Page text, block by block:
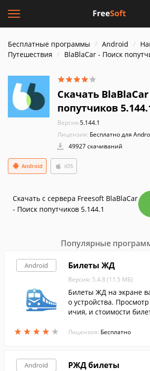
Бесплатные программы Android
Путешествия
BlaBlaCar - Поиск
Скачать
попутчиков
Версия:5.144.1
Лицензия: Бесплатно для
49927 скачиваний
Android iOS
Скачать с сервера Freesoft BlaBlaCar
- Поиск попутчиков 5.144.1
Популярные
Android
★ ★ ★ ★ ★
★ ★ ★ ★ ★
Билеты ЖД
Версия: 5.4.8 (11.5 МБ)
Билеты ЖД на экране
о устройства.
ичия, и стоимости
Лицензия: Бесплатно
Android РЖД билеты